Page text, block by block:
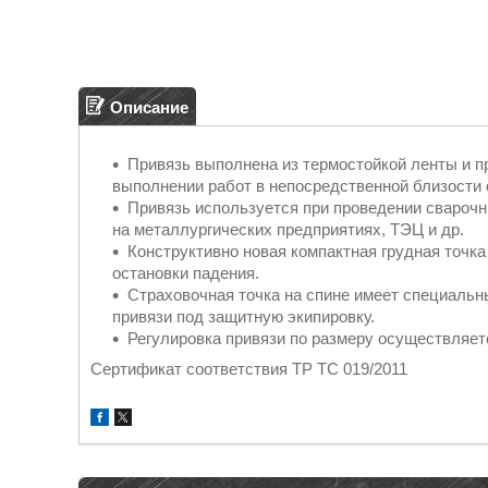
Описание
Привязь выполнена из термостойкой ленты и
выполнении работ в непосредственной
Привязь используется при проведении
на металлургических предприятиях, ТЭЦ и др.
Конструктивно новая компактная грудная
остановки падения.
Страховочная точка на спине имеет
привязи под защитную экипировку.
Регулировка привязи по размеру
Сертификат соответствия ТР ТС 019/2011